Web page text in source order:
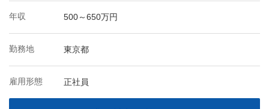
年収 500～650万円
勤務地 東京都
雇用形態 正社員